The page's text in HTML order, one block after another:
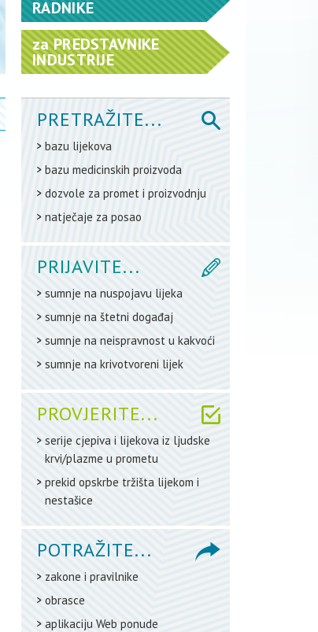
RADNIKE
zaPREDSTAVNIKE
INDUSTRIJE
PRETRAŽITE...
bazu lijekova
bazu medicinskih proizvoda
dozvole za promet i proizvodnju
natječaje za posao
PRIJAVITE...
sumnje na nuspojavu lijeka
sumnje na štetni događaj
sumnje na neispravnost u kakvoći
sumnje na krivotvoreni lijek
PROVJERITE...
serije cjepiva i lijekova iz ljudske
krvi/plazme u prometu
prekid opskrbe tržišta lijekom i
nestašice
POTRAŽITE...
zakone i pravilnike
obrasce
aplikaciju Web ponude